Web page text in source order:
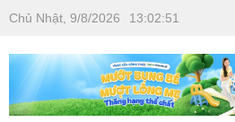
Chủ Nhật, 9/8/2026 13:02:52